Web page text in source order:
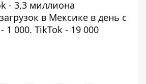
- 3,3 миллиона
в Мексике в день с
1 000. TikTok - 19 000